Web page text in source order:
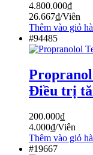
4.800.000₫
26.667₫/Viên
Thêm vào giỏ
#94485
Điều trị
200.000₫
4.000₫/Viên
Thêm vào giỏ
#19667